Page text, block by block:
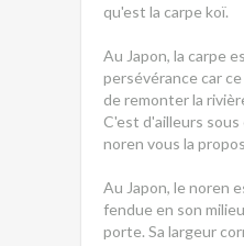
qu'est la carpe koï.
Au Japon, la carpe
persévérance car
de remonter la
C'est d'ailleurs
noren vous la
Au Japon, le noren
fendue en son
porte. Sa largeur